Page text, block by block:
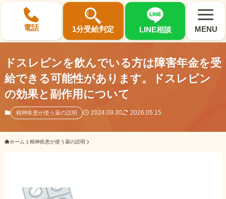
電話 1分受給判定 LINE相談 MENU
×
選ばれる3つの理由
初回相談料0円・受給後報酬型
サポート料金について
ご相談事例をみる
ドスレピンを飲んでいる方は障害年金を受
給できる可能性があります。ドスレピン
の効果と副作用について
精神疾患が使う薬の説明 2024.09.30 2026.05.15
ホーム 精神疾患が使う薬の説明